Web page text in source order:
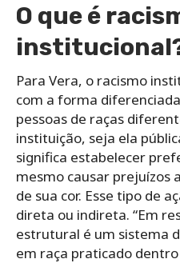
O que é
Para Vera, o racismo
com a forma
pessoas de raças
instituição, seja ela
significa estabelecer
mesmo causar prejuízos
de sua cor. Esse tipo de
direta ou indireta. “Em
estrutural é um sistema
em raça praticado dentro